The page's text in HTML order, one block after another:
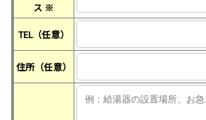
ス ※
TEL（任意）
住所（任意）